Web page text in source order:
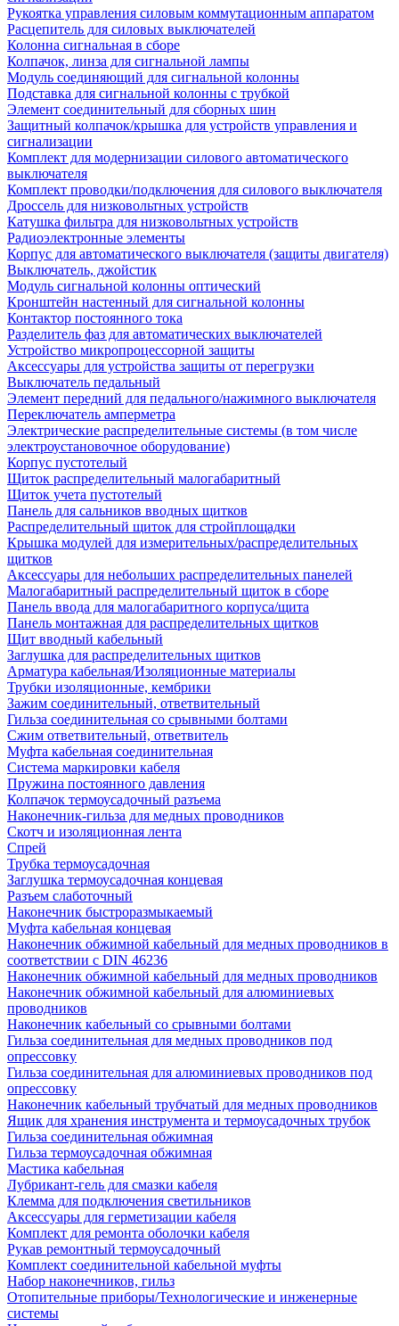
Рукоятка управления силовым коммутационным аппаратом
Расцепитель для силовых выключателей
Колонна сигнальная в сборе
Колпачок, линза для сигнальной лампы
Модуль соединяющий для сигнальной колонны
Подставка для сигнальной колонны с трубкой
Элемент соединительный для сборных шин
Защитный колпачок/крышка для устройств управления и
сигнализации
Комплект для модернизации силового автоматического
выключателя
Комплект проводки/подключения для силового выключателя
Дроссель для низковольтных устройств
Катушка фильтра для низковольтных устройств
Радиоэлектронные элементы
Корпус для автоматического выключателя (защиты двигателя)
Выключатель, джойстик
Модуль сигнальной колонны оптический
Кронштейн настенный для сигнальной колонны
Контактор постоянного тока
Разделитель фаз для автоматических выключателей
Устройство микропроцессорной защиты
Аксессуары для устройства защиты от перегрузки
Выключатель педальный
Элемент передний для педального/нажимного выключателя
Переключатель амперметра
Электрические распределительные системы (в том числе
электроустановочное оборудование)
Корпус пустотелый
Щиток распределительный малогабаритный
Щиток учета пустотелый
Панель для сальников вводных щитков
Распределительный щиток для стройплощадки
Крышка модулей для измерительных/распределительных
щитков
Аксессуары для небольших распределительных панелей
Малогабаритный распределительный щиток в сборе
Панель ввода для малогабаритного корпуса/щита
Панель монтажная для распределительных щитков
Щит вводный кабельный
Заглушка для распределительных щитков
Арматура кабельная/Изоляционные материалы
Трубки изоляционные, кембрики
Зажим соединительный, ответвительный
Гильза соединительная со срывными болтами
Сжим ответвительный, ответвитель
Муфта кабельная соединительная
Система маркировки кабеля
Пружина постоянного давления
Колпачок термоусадочный разъема
Наконечник-гильза для медных проводников
Скотч и изоляционная лента
Спрей
Трубка термоусадочная
Заглушка термоусадочная концевая
Разъем слаботочный
Наконечник быстроразмыкаемый
Муфта кабельная концевая
Наконечник обжимной кабельный для медных проводников в
соответствии с DIN 46236
Наконечник обжимной кабельный для медных проводников
Наконечник обжимной кабельный для алюминиевых
проводников
Наконечник кабельный со срывными болтами
Гильза соединительная для медных проводников под
опрессовку
Гильза соединительная для алюминиевых проводников под
опрессовку
Наконечник кабельный трубчатый для медных проводников
Ящик для хранения инструмента и термоусадочных трубок
Гильза соединительная обжимная
Гильза термоусадочная обжимная
Мастика кабельная
Лубрикант-гель для смазки кабеля
Клемма для подключения светильников
Аксессуары для герметизации кабеля
Комплект для ремонта оболочки кабеля
Рукав ремонтный термоусадочный
Комплект соединительной кабельной муфты
Набор наконечников, гильз
Отопительные приборы/Технологические и инженерные
системы